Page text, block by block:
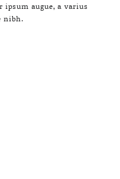
ipsum augue, a varius
nibh.